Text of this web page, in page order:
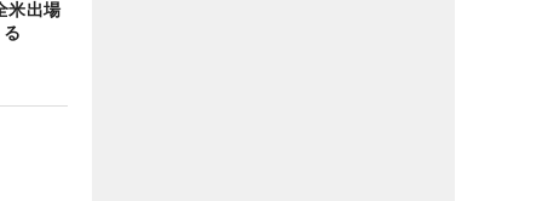
米出場